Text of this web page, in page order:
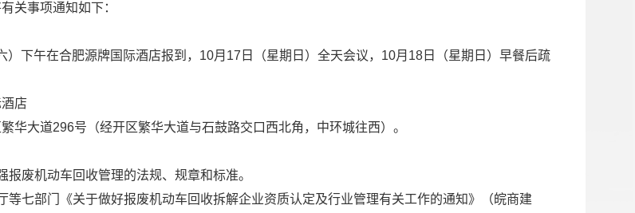
关事项通知如下：
）下午在合肥源牌国际酒店报到，10月17日（星期日）全天会议，10月18日（星期日）早餐后疏
店
华大道296号（经开区繁华大道与石鼓路交口西北角，中环城往西）。
报废机动车回收管理的法规、规章和标准。
等七部门《关于做好报废机动车回收拆解企业资质认定及行业管理有关工作的通知》（皖商建